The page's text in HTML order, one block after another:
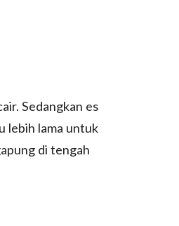
Sedangkan es
lebih lama untuk
di tengah